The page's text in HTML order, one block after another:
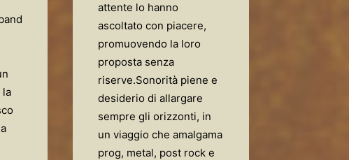
la
attente lo hanno
ascoltato con piacere,
promuovendo la loro
proposta senza
riserve.Sonorità piene e
desiderio di allargare
sempre gli orizzonti, in
un viaggio che amalgama
prog, metal, post rock e